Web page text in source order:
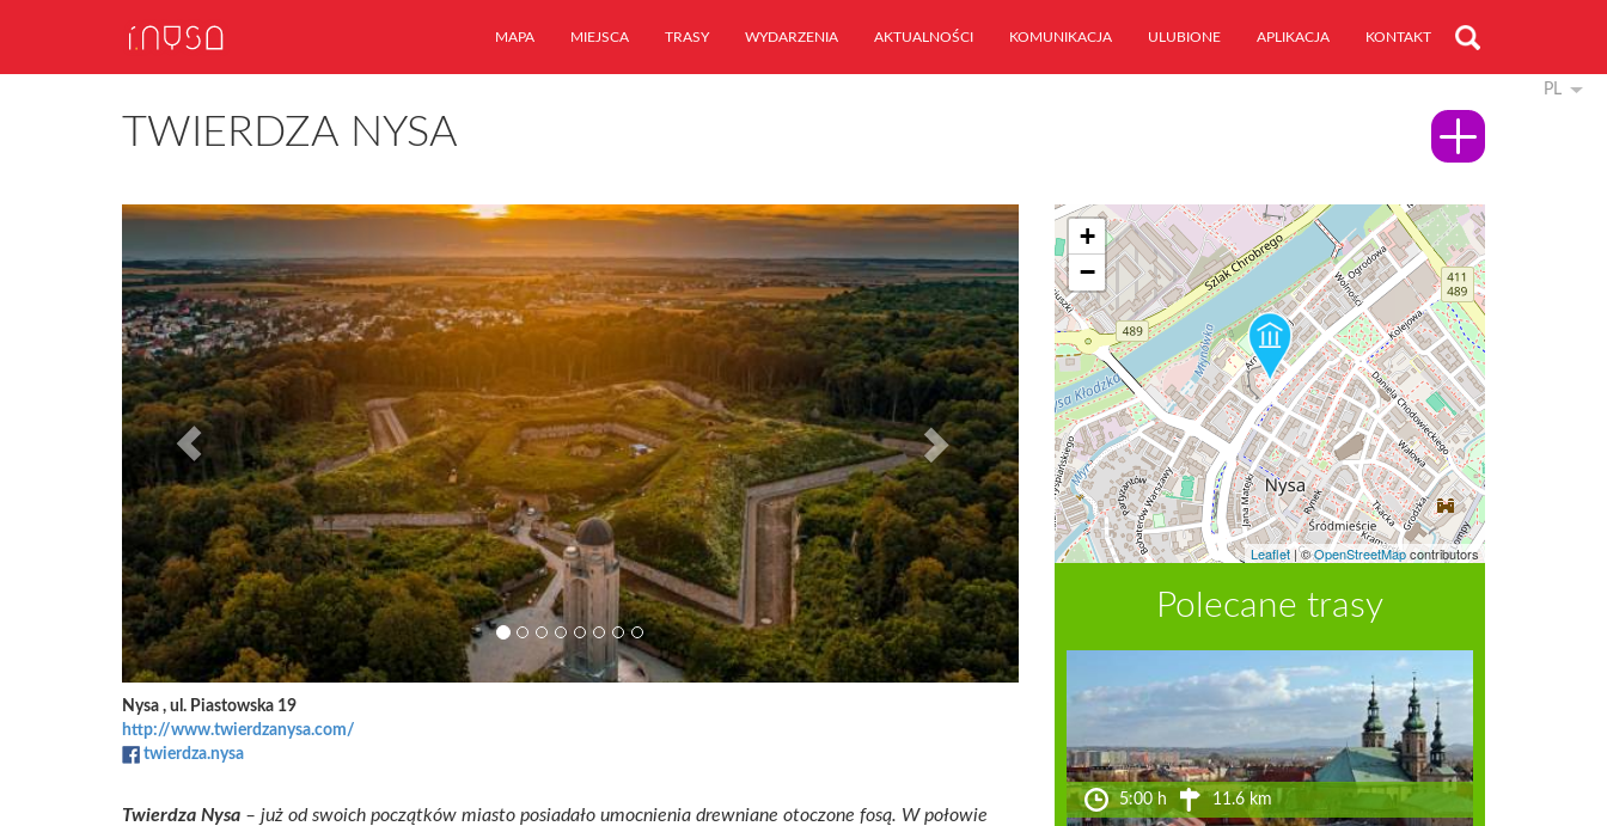
MAPA MIEJSCA TRASY WYDARZENIA AKTUALNOŚCI KOMUNIKACJA ULUBIONE APLIKACJA KONTAKT
PL
TWIERDZA NYSA
Nysa , ul. Piastowska 19
http://www.twierdzanysa.com/
twierdza.nysa
Twierdza Nysa – już od swoich początków miasto posiadało umocnienia drewniane otoczone fosą. W połowie
+
−
Leaflet |©OpenStreetMapcontributors
Polecane trasy
5:00 h 11.6 km